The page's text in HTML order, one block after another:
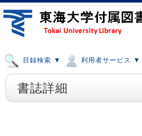
目録検索 ▼ 利用者サービス ▼
書誌詳細